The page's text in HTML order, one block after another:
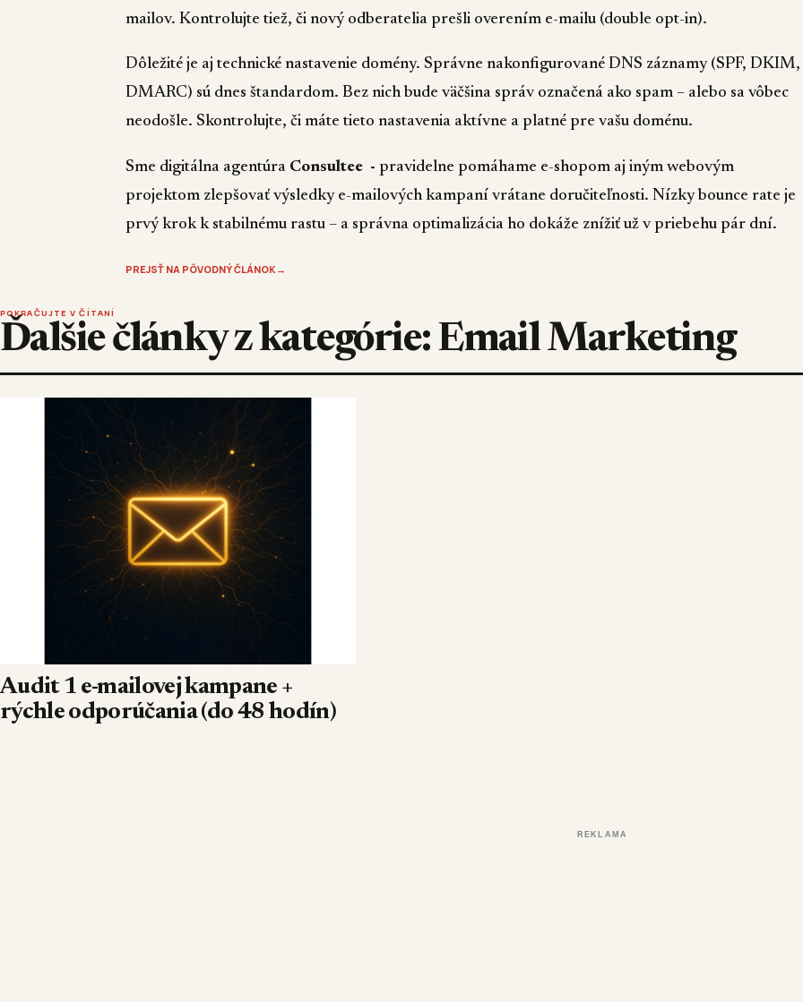
mailov. Kontrolujte tiež, či nový odberatelia prešli overením e-mailu (double opt-in).
Dôležité je aj technické nastavenie domény. Správne nakonfigurované DNS záznamy (SPF, DKIM,
DMARC) sú dnes štandardom. Bez nich bude väčšina správ označená ako spam – alebo sa vôbec
neodošle. Skontrolujte, či máte tieto nastavenia aktívne a platné pre vašu doménu.
Sme digitálna agentúra Consultee - pravidelne pomáhame e-shopom aj iným webovým
projektom zlepšovať výsledky e-mailových kampaní vrátane doručiteľnosti. Nízky bounce rate je
prvý krok k stabilnému rastu – a správna optimalizácia ho dokáže znížiť už v priebehu pár dní.
PREJSŤ NA PÔVODNÝ ČLÁNOK →
POKRAČUJTE V ČÍTANÍ
Ďalšie články z kategórie: Email Marketing
Audit 1 e-mailovej kampane +
rýchle odporúčania (do 48 hodín)
REKLAMA